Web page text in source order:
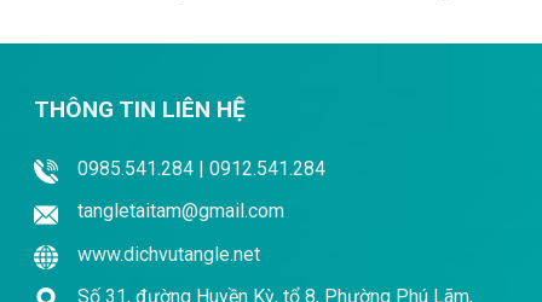
THÔNG TIN LIÊN HỆ
0985.541.284 | 0912.541.284
tangletaitam@gmail.com
www.dichvutangle.net
Số 31, đường Huyền Kỳ, tổ 8, Phường Phú Lãm,